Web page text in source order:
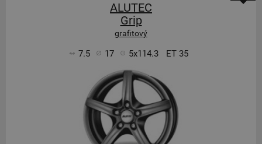
ALUTEC
Grip
grafitový
7.5 17 5x114.3 ET 35